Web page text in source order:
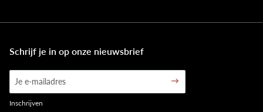
Schrijf je in op onze nieuwsbrief
Inschrijven